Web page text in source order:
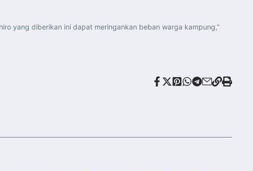
yang diberikan ini dapat meringankan beban warga kampung,”